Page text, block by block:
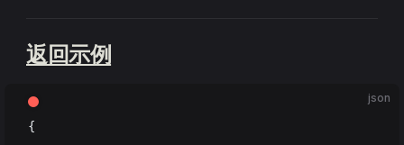
返回示例
json
{